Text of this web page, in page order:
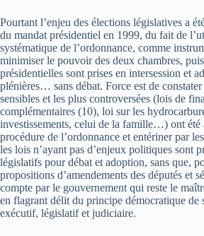
Pourtant l’enjeu des élections législatives a
du mandat présidentiel en 1999, du fait de
systématique de l’ordonnance, comme
minimiser le pouvoir des deux chambres,
présidentielles sont prises en intersession et
plénières… sans débat. Force est de
sensibles et les plus controversées (lois de
complémentaires (10), loi sur les
investissements, celui de la famille…) ont été
procédure de l’ordonnance et entériner par
les lois n’ayant pas d’enjeux politiques sont
législatifs pour débat et adoption, sans que,
propositions d’amendements des députés et
compte par le gouvernement qui reste le
en flagrant délit du principe démocratique de
exécutif, législatif et judiciaire.